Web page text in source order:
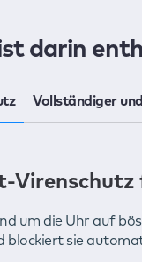
darin
Vollständiger
Virenschutz
um die Uhr auf
blockiert sie